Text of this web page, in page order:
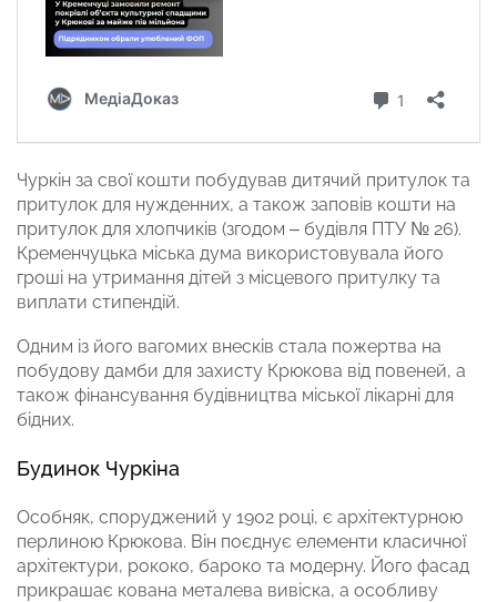
Чуркін за свої кошти побудував дитячий притулок та
притулок для нужденних, а також заповів кошти на
притулок для хлопчиків (згодом – будівля ПТУ № 26).
Кременчуцька міська дума використовувала його
гроші на утримання дітей з місцевого притулку та
виплати стипендій.
Одним із його вагомих внесків стала пожертва на
побудову дамби для захисту Крюкова від повеней, а
також фінансування будівництва міської лікарні для
бідних.
Будинок Чуркіна
Особняк, споруджений у 1902 році, є архітектурною
перлиною Крюкова. Він поєднує елементи класичної
архітектури, рококо, бароко та модерну. Його фасад
прикрашає кована металева вивіска, а особливу